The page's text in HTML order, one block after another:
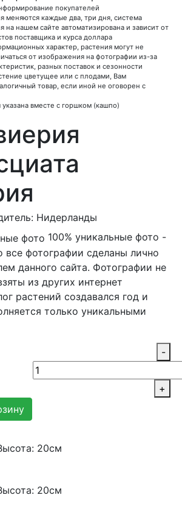
покупателей
меняются каждые два, три дня, система
на нашем сайте автоматизирована и зависит от
поставщика и курса доллара
характер, растения могут не
от изображения на фотографии из-за
разных поставок и сезонности
цветущее или с плодами, Вам
товар, если иной не оговорен с
указана вместе с горшком (кашпо)
Нидерланды
100% уникальные фото -
все фотографии сделаны лично
данного сайта. Фотографии не
из других интернет
растений создавался год и
только уникальными
-
+
20см
20см